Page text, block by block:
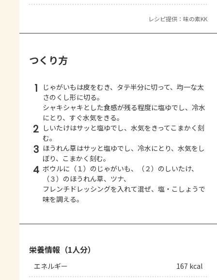
レシピ提供：味の素KK
つくり方
1
じゃがいもは皮をむき、タテ半分に切って、均一な太
さのくし形に切る。
シャキシャキとした食感が残る程度に塩ゆでし、冷水
にとり、すぐ水気をきる。
2 しいたけはサッと塩ゆでし、水気をきってこまかく刻
む。
3 ほうれん草はサッと塩ゆでし、冷水にとり、水気をし
ぼり、こまかく刻む。
4 ボウルに（１）のじゃがいも、（２）のしいたけ、
（３）のほうれん草、ツナ、
フレンチドレッシングを入れて混ぜ、塩・こしょうで
味を調える。
栄養情報（1人分）
エネルギー 167 kcal